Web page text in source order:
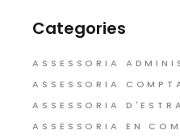
Categories
ASSESSORIA
ASSESSORIA
ASSESSORIA
ASSESSORIA EN